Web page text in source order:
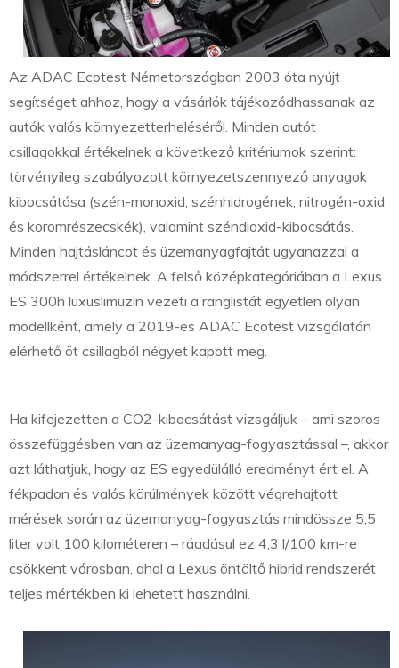
Az ADAC Ecotest Németországban 2003 óta nyújt
segítséget ahhoz, hogy a vásárlók tájékozódhassanak az
autók valós környezetterheléséről. Minden autót
csillagokkal értékelnek a következő kritériumok szerint:
törvényileg szabályozott környezetszennyező anyagok
kibocsátása (szén-monoxid, szénhidrogének, nitrogén-oxid
és koromrészecskék), valamint széndioxid-kibocsátás.
Minden hajtásláncot és üzemanyagfajtát ugyanazzal a
módszerrel értékelnek. A felső középkategóriában a Lexus
ES 300h luxuslimuzin vezeti a ranglistát egyetlen olyan
modellként, amely a 2019-es ADAC Ecotest vizsgálatán
elérhető öt csillagból négyet kapott meg.
Ha kifejezetten a CO2-kibocsátást vizsgáljuk – ami szoros
összefüggésben van az üzemanyag-fogyasztással –, akkor
azt láthatjuk, hogy az ES egyedülálló eredményt ért el. A
fékpadon és valós körülmények között végrehajtott
mérések során az üzemanyag-fogyasztás mindössze 5,5
liter volt 100 kilométeren – ráadásul ez 4,3 l/100 km-re
csökkent városban, ahol a Lexus öntöltő hibrid rendszerét
teljes mértékben ki lehetett használni.